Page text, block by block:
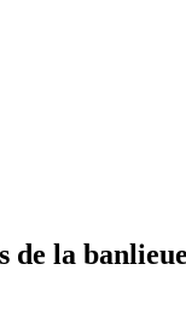
de la